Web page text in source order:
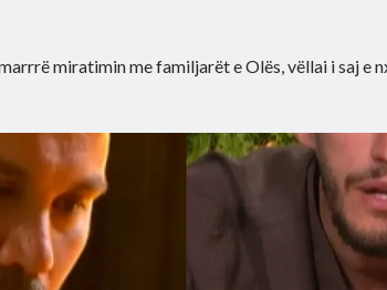
miratimin me familjarët e Olës, vëllai i saj